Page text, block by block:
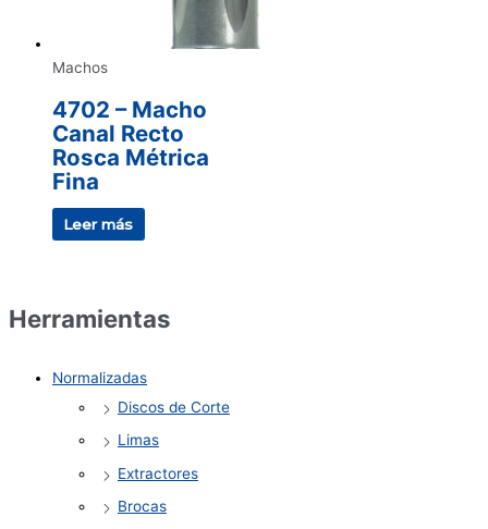
Machos
4702 – Macho
Canal Recto
Rosca Métrica
Fina
Leer más
Herramientas
Normalizadas
Discos de Corte
Limas
Extractores
Brocas